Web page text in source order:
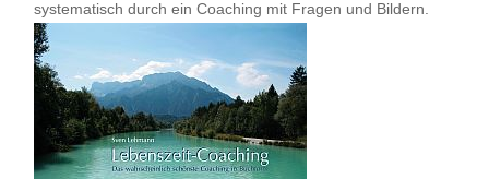
systematisch durch ein Coaching mit Fragen und Bildern.